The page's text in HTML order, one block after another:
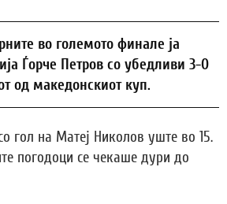
во големото финале ја
Ѓорче Петров со убедливи 3-0
од македонскиот куп.
гол на Матеј Николов уште во 15.
погодоци се чекаше дури до